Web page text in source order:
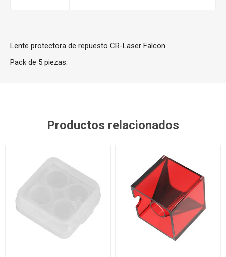
Lente protectora de repuesto CR-Laser Falcon.
Pack de 5 piezas.
Productos relacionados